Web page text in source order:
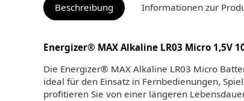
Beschreibung Informationen zur
Energizer® MAX Alkaline LR03 Micro 1,5V
Die Energizer® MAX Alkaline LR03 Micro
ideal für den Einsatz in Fernbedienungen,
profitieren Sie von einer längeren